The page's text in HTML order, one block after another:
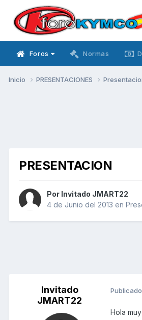
Foros Normas
Inicio PRESENTACIONES
PRESENTACION
Por Invitado JMART22
4 de Junio del 2013 en
Invitado
JMART22
Publicado
Hola